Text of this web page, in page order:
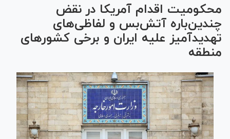
محکومیت اقدام آمریکا در نقض
چندین‌باره آتش‌بس و لفاظی‌های
تهدیدآمیز علیه ایران و برخی کشورهای
منطقه